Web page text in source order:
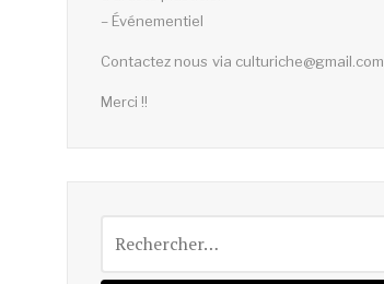
– Événementiel
Contactez nous via culturiche@gmail.com
Merci !!